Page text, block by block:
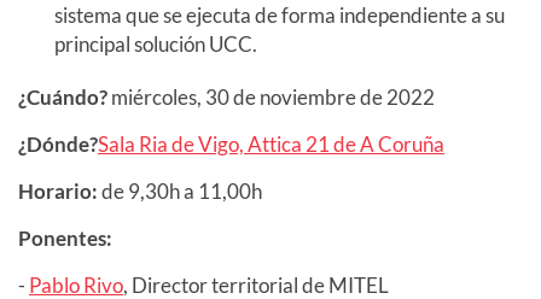
sistema que se ejecuta de forma independiente a su
principal solución UCC.
¿Cuándo?miércoles, 30 de noviembre de 2022
¿Dónde?Sala Ria de Vigo, Attica 21 de A Coruña
Horario:de 9,30h a 11,00h
Ponentes:
- Pablo Rivo, Director territorial de MITEL